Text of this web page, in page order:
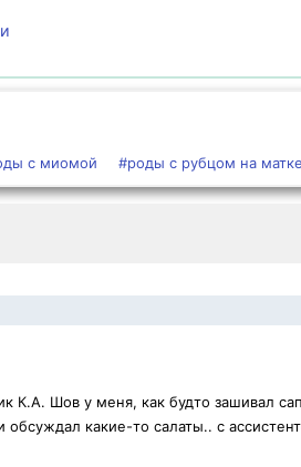
с миомой #роды с рубцом на матке
К.А. Шов у меня, как будто зашивал
какие-то салаты.. с